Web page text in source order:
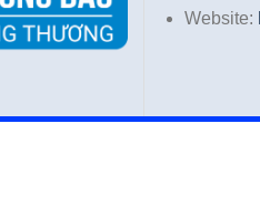
Website: